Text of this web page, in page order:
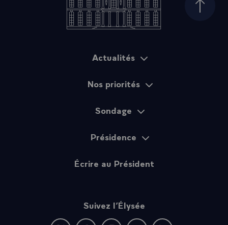
Haut
Actualités
Nos priorités
Sondage
Présidence
Écrire au Président
Suivez l’Élysée